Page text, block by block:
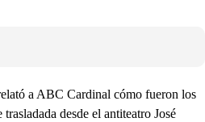
a ABC Cardinal cómo fueron los
desde el antiteatro José